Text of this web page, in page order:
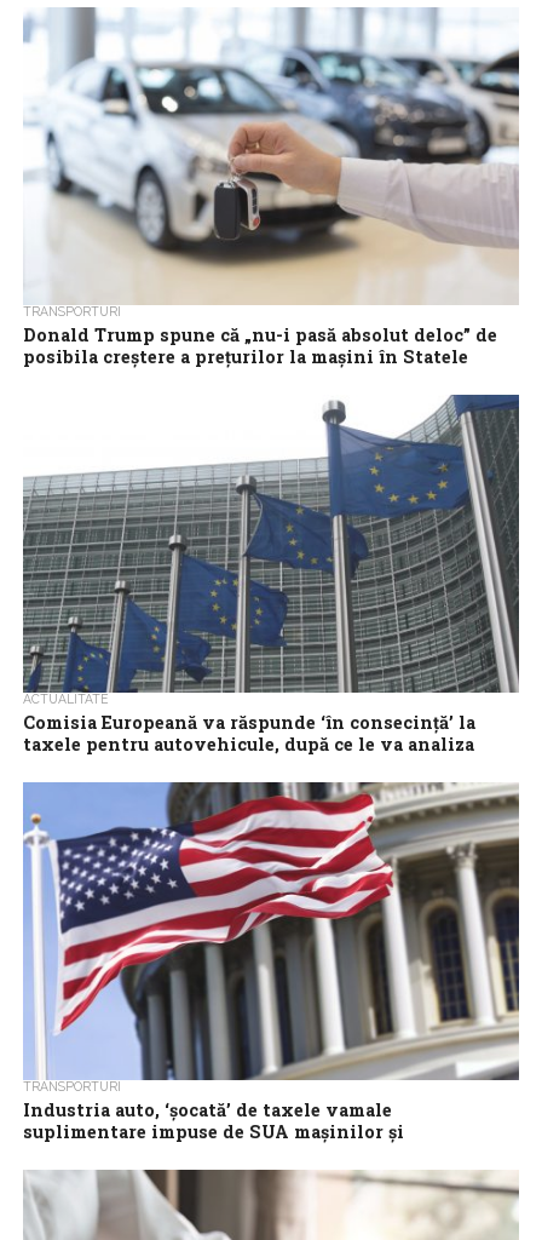
vehiculelor electrice (EV) mai ieftine și cu performanțe mai bune,
sporind...
TRANSPORTURI
Donald Trump spune că „nu-i pasă absolut deloc” de
posibila creştere a preţurilor la maşini în Statele
Preşedintele american Donald Trump a declarat sâmbătă că „nu-
i pasă deloc” de posibila creştere a preţurilor automobilelor în
ACTUALITATE
Comisia Europeană va răspunde ‘în consecință’ la
taxele pentru autovehicule, după ce le va analiza
Vicepreședintele executiv al Comisiei Europene, Teresa Ribera, a
anunțat joi că Executivul comunitar va analiza ‘cu atenție’ taxele
pe care Statele Unite...
TRANSPORTURI
Industria auto, ‘șocată’ de taxele vamale
suplimentare impuse de SUA mașinilor și
Producătorii auto din SUA și rivalii lor globali ‘au fost șocați’ de
anunțul de miercuri al președintelui Donald Trump privind
impunerea de...